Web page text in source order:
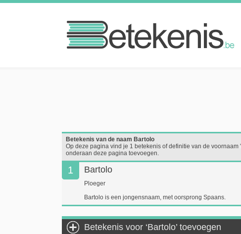
Betekenis van de naam Bartolo
Op deze pagina vind je 1 betekenis of definitie van de
onderaan deze pagina toevoegen.
1 Bartolo
Ploeger
Bartolo is een jongensnaam, met oorsprong Spaans.
Betekenis voor ‘Bartolo’ toevoegen